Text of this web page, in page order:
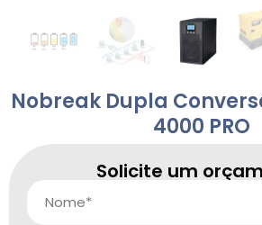
Nobreak Dupla
4000 PRO
Solicite um